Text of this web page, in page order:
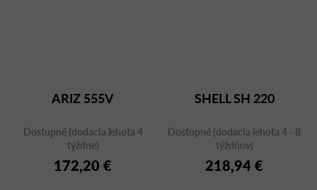
ARIZ 555V
Dostupné (dodacia lehota 4
týždne)
172,20 €
SHELL SH 220
Dostupné (dodacia lehota 4 - 8
týždňov)
218,94 €